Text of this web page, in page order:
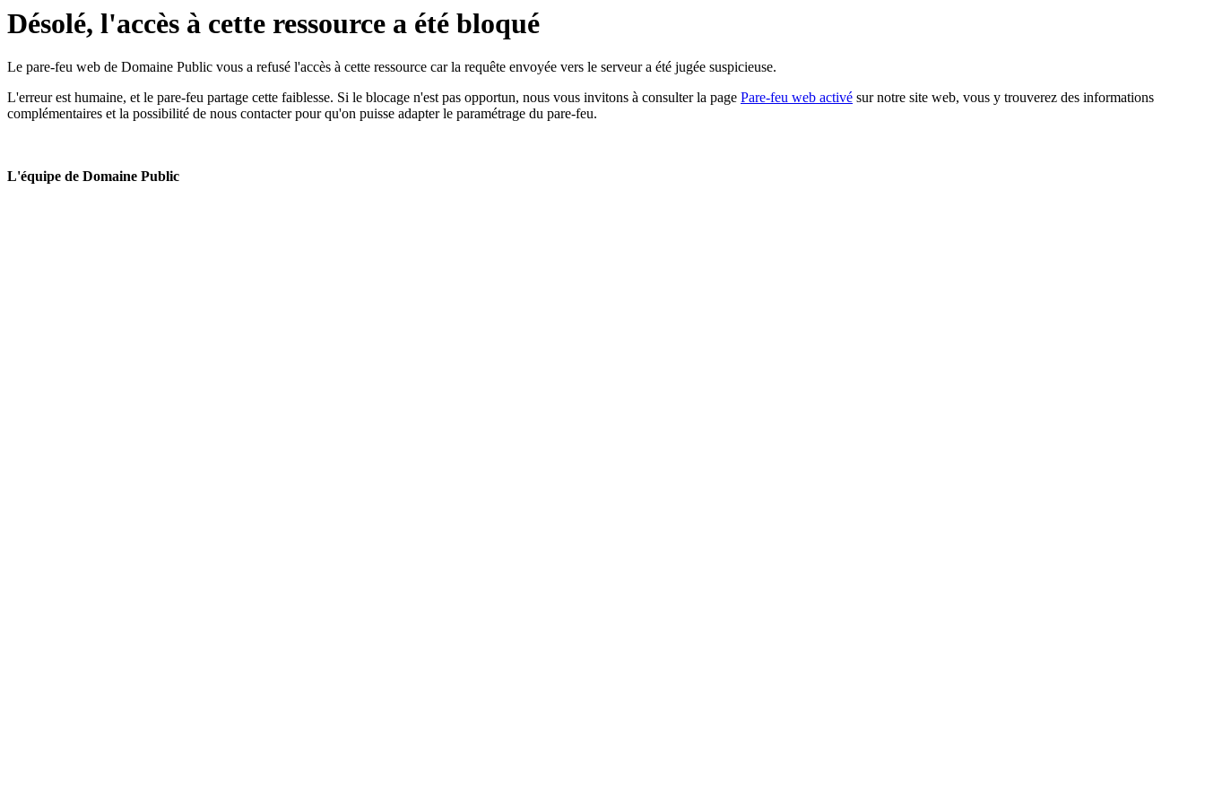
Désolé, l'accès à cette ressource a été bloqué
Le pare-feu web de Domaine Public vous a refusé l'accès à cette ressource car la requête envoyée vers le serveur a été jugée suspicieuse.
L'erreur est humaine, et le pare-feu partage cette faiblesse. Si le blocage n'est pas opportun, nous vous invitons à consulter la page Pare-feu web activé sur notre site web, vous y trouverez des informations
complémentaires et la possibilité de nous contacter pour qu'on puisse adapter le paramétrage du pare-feu.
L'équipe de Domaine Public